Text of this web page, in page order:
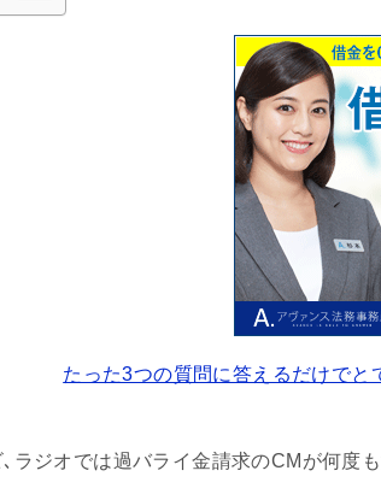
たった3つの質問に答えるだけでと
ラジオでは過バライ金請求のCMが何度